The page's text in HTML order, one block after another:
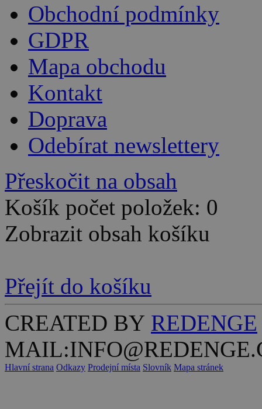
Obchodní podmínky
GDPR
Mapa obchodu
Kontakt
Doprava
Odebírat newslettery
Přeskočit na obsah
Košík počet položek: 0
Zobrazit obsah košíku
Přejít do košíku
CREATED BY REDENGE
Hlavní strana Odkazy Prodejní místa Slovník Mapa stránek